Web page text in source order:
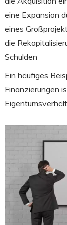
eine Expansion
eines
die
Schulden
Ein häufiges
Finanzierungen